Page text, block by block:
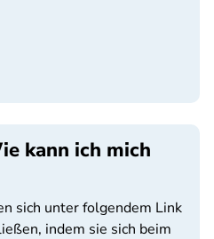
kann ich mich
sich unter folgendem Link
indem sie sich beim